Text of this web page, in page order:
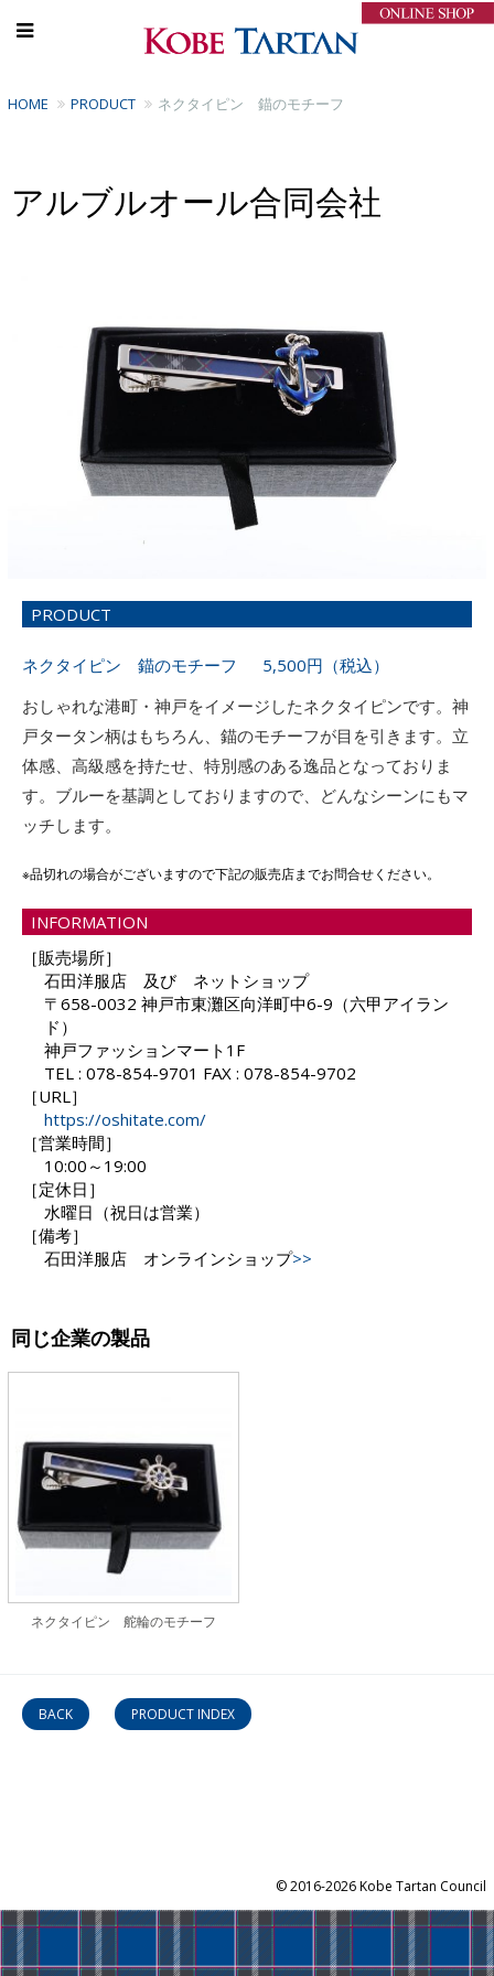
HOME PRODUCT ネクタイピン 錨のモチーフ
アルブルオール合同会社
PRODUCT
ネクタイピン 錨のモチーフ 5,500円（税込）
おしゃれな港町・神戸をイメージしたネクタイピンです。神
戸タータン柄はもちろん、錨のモチーフが目を引きます。立
体感、高級感を持たせ、特別感のある逸品となっておりま
す。ブルーを基調としておりますので、どんなシーンにもマ
ッチします。
※品切れの場合がございますので下記の販売店までお問合せください。
INFORMATION
［販売場所］
石田洋服店 及び ネットショップ
〒658-0032 神戸市東灘区向洋町中6-9（六甲アイラン
ド）
神戸ファッションマート1F
TEL : 078-854-9701 FAX : 078-854-9702
［URL］
https://oshitate.com/
［営業時間］
10:00～19:00
［定休日］
水曜日（祝日は営業）
［備考］
石田洋服店 オンラインショップ>>
同じ企業の製品
ネクタイピン 舵輪のモチーフ
BACK PRODUCT INDEX
©2016-2026 Kobe Tartan Council